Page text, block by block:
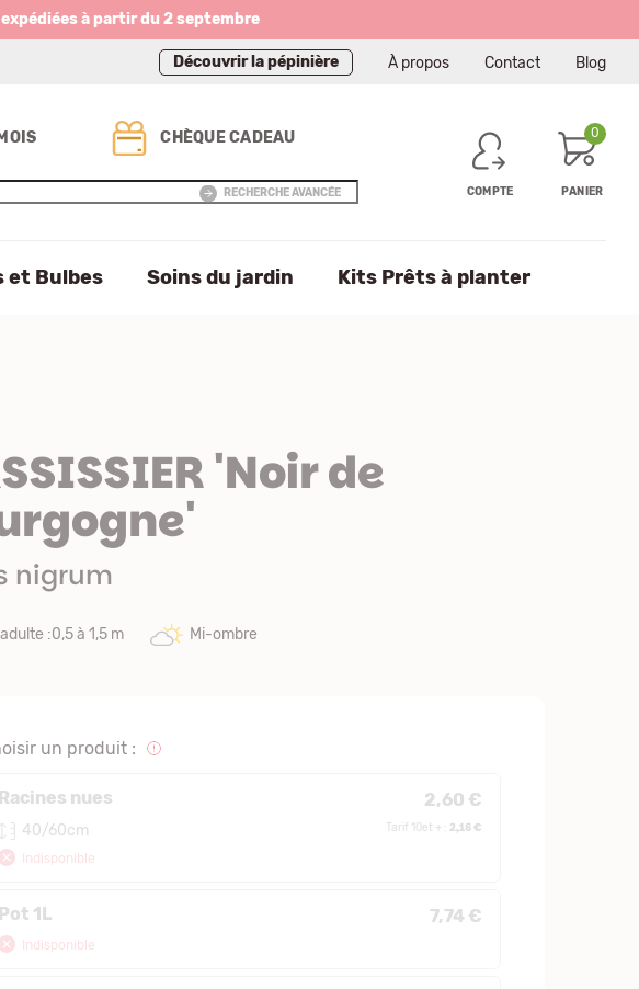
à partir du 2 septembre
Découvrir la pépinière À propos Contact Blog
CHÈQUE CADEAU
RECHERCHE AVANCÉE COMPTE
0
PANIER
et Bulbes Soins du jardin Kits Prêts à planter
'Noir de
nigrum
:0,5 à 1,5 m Mi-ombre
un produit :
Racines nues 2,60 €
40/60cm
Indisponible
Tarif 10et + : 2,16 €
Pot 1L 7,74 €
Indisponible